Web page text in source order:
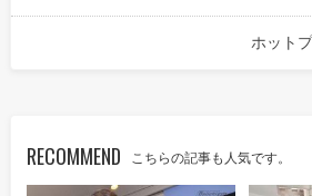
ホット
RECOMMEND こちらの記事も人気です。